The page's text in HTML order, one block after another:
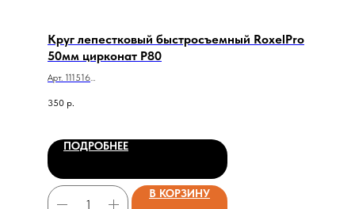
Круг лепестковый быстросъемный RoxelPro
50мм цирконат Р80
Арт. 111516
350 р.
ПОДРОБНЕЕ
В КОРЗИНУ